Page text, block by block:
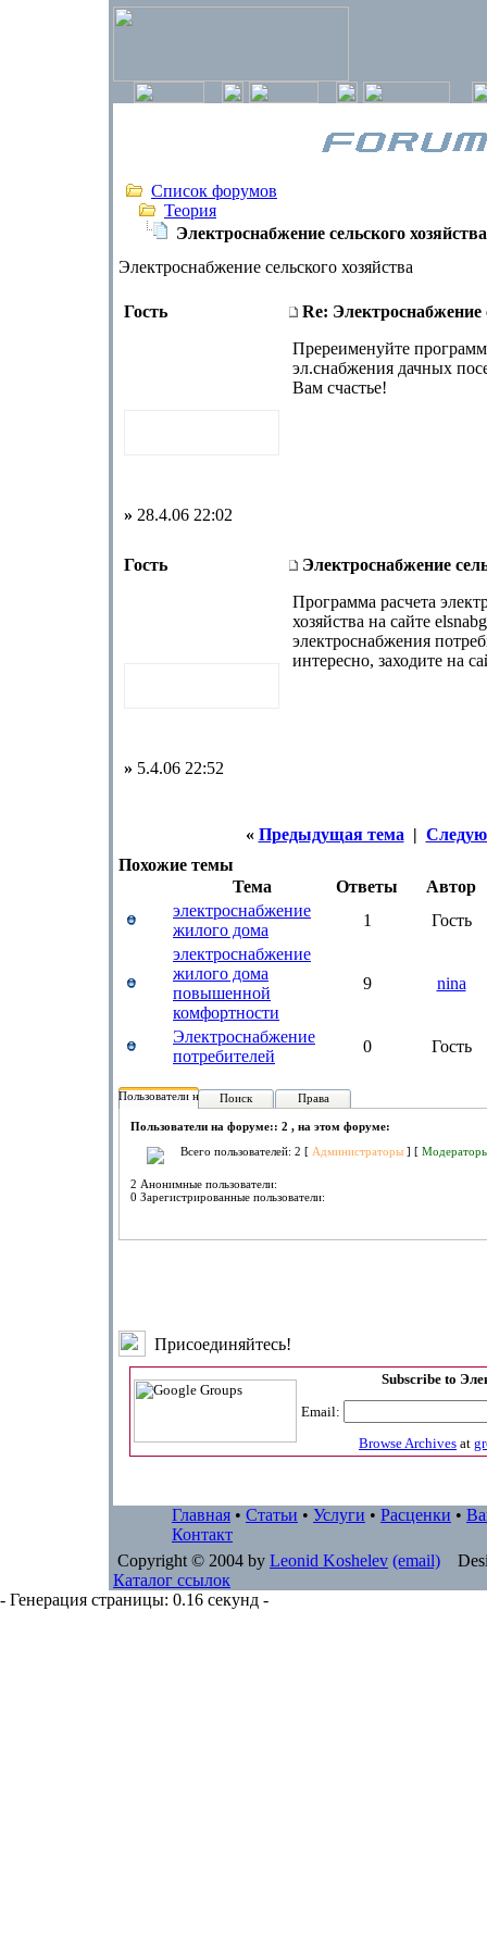
Список форумов
Теория
Электроснабжение сельского хозяйства
Электроснабжение сельского хозяйства
Гость
Re: Электроснабжение
Пререименуйте
эл.снабжения дачных
Вам счастье!
» 28.4.06 22:02
Гость
Электроснабжение
Программа расчета
хозяйства на сайте
электроснабжения
интересно, заходите на
» 5.4.06 22:52
« Предыдущая тема |
Похожие темы
Тема
Ответы
Автор
электроснабжение
жилого дома
1
Гость
электроснабжение
жилого дома
повышенной
комфортности
9 nina
Электроснабжение
потребителей
0 Гость
Пользователи на форуме:
Поиск Права
Пользователи на форуме:: 2 , на этом форуме:
Всего пользователей: 2 [ Администраторы ] [
2 Анонимные пользователи:
0 Зарегистрированные пользователи:
Присоединяйтесь!
Subscribe to
Email:
Browse Archives at
Главная • Статьи • Услуги • Расценки •
Контакт
Copyright © 2004 by Leonid Koshelev (email)
Каталог ссылок
- Генерация страницы: 0.16 секунд -